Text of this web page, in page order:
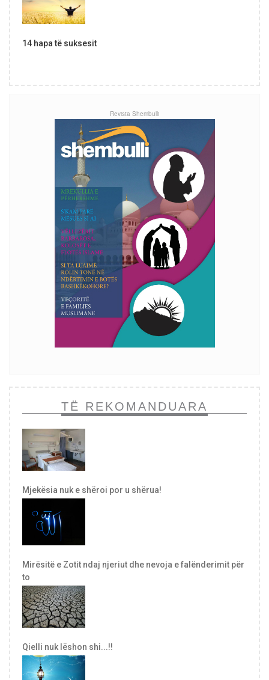
14 hapa të suksesit
Revista Shembulli
TË REKOMANDUARA
Mjekësia nuk e shëroi por u shërua!
Mirësitë e Zotit ndaj njeriut dhe nevoja e falënderimit për
to
Qielli nuk lëshon shi...!!